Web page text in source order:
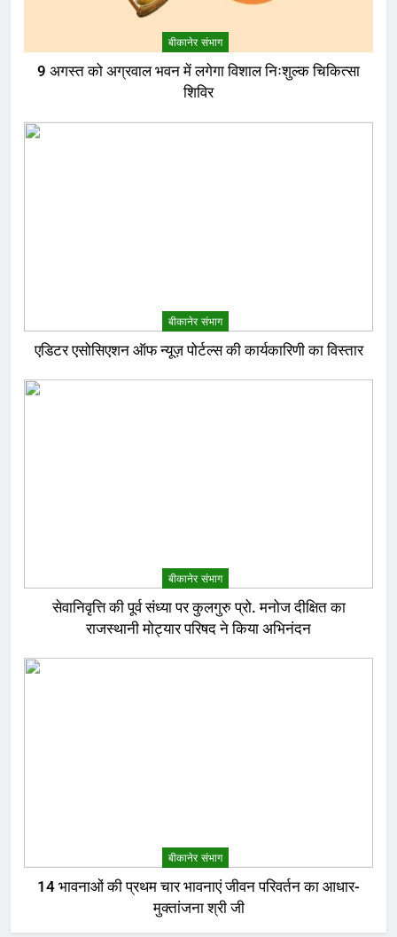
बीकानेर संभाग
9 अगस्त को अग्रवाल भवन में लगेगा विशाल निःशुल्क चिकित्सा
शिविर
बीकानेर संभाग
एडिटर एसोसिएशन ऑफ न्यूज़ पोर्टल्स की कार्यकारिणी का विस्तार
बीकानेर संभाग
सेवानिवृत्ति की पूर्व संध्या पर कुलगुरु प्रो. मनोज दीक्षित का
राजस्थानी मोट्यार परिषद ने किया अभिनंदन
बीकानेर संभाग
14 भावनाओं की प्रथम चार भावनाएं जीवन परिवर्तन का आधार-
मुक्तांजना श्री जी